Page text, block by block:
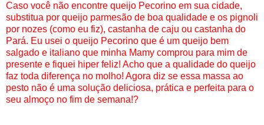
Caso você não encontre queijo Pecorino em sua cidade,
substitua por queijo parmesão de boa qualidade e os pignoli
por nozes (como eu fiz), castanha de caju ou castanha do
Pará. Eu usei o queijo Pecorino que é um queijo bem
salgado e italiano que minha Mamy comprou para mim de
presente e fiquei hiper feliz! Acho que a qualidade do queijo
faz toda diferença no molho! Agora diz se essa massa ao
pesto não é uma solução deliciosa, prática e perfeita para o
seu almoço no fim de semana!?